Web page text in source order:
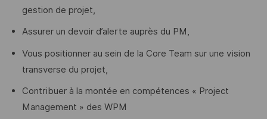
gestion de projet,
Assurer un devoir d’alerte auprès du PM,
Vous positionner au sein de la Core Team sur une vision
transverse du projet,
Contribuer à la montée en compétences « Project
Management » des WPM